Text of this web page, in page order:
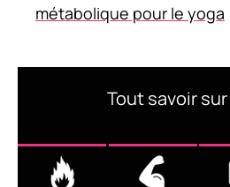
métabolique pour le yoga
Tout savoir